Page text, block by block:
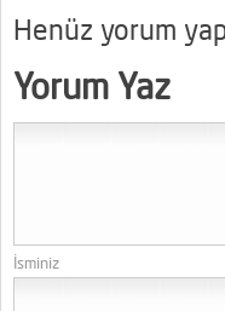
Henüz yorum
Yorum Yaz
İsminiz